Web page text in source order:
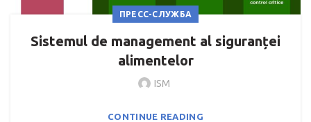
ПРЕСС-СЛУЖБА
Sistemul de management al siguranței
alimentelor
ISM
CONTINUE READING